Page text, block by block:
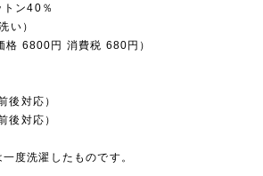
ン40％
い）
6800円 消費税 680円）
後対応）
後対応）
度洗濯したものです。